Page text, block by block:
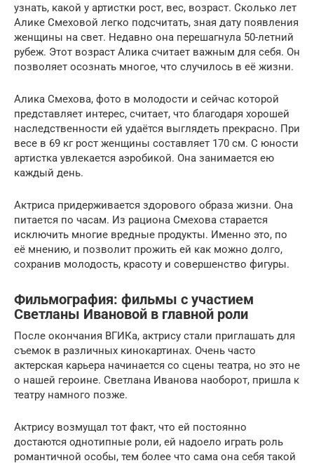
узнать, какой у артистки рост, вес, возраст. Сколько лет
Алике Смеховой легко подсчитать, зная дату появления
женщины на свет. Недавно она перешагнула 50-летний
рубеж. Этот возраст Алика считает важным для себя. Он
позволяет осознать многое, что случилось в её жизни.
Алика Смехова, фото в молодости и сейчас которой
представляет интерес, считает, что благодаря хорошей
наследственности ей удаётся выглядеть прекрасно. При
весе в 69 кг рост женщины составляет 170 см. С юности
артистка увлекается аэробикой. Она занимается ею
каждый день.
Актриса придерживается здорового образа жизни. Она
питается по часам. Из рациона Смехова старается
исключить многие вредные продукты. Именно это, по
её мнению, и позволит прожить ей как можно долго,
сохранив молодость, красоту и совершенство фигуры.
Фильмография: фильмы с участием
Светланы Ивановой в главной роли
После окончания ВГИКа, актрису стали приглашать для
съемок в различных кинокартинах. Очень часто
актерская карьера начинается со сцены театра, но это не
о нашей героине. Светлана Иванова наоборот, пришла к
театру намного позже.
Актрису возмущал тот факт, что ей постоянно
достаются однотипные роли, ей надоело играть роль
романтичной особы, тем более что сама она себя такой